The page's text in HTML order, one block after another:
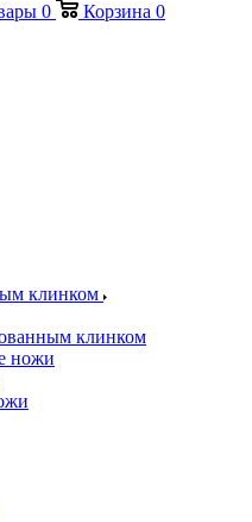
0 Корзина 0
клинком
клинком
ножи